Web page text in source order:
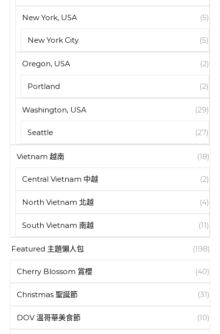
New York, USA (5)
New York City (5)
Oregon, USA (2)
Portland (2)
Washington, USA (29)
Seattle (27)
Vietnam 越南 (18)
Central Vietnam 中越 (2)
North Vietnam 北越 (4)
South Vietnam 南越 (11)
Featured 主題懶人包 (198)
Cherry Blossom 賞櫻 (40)
Christmas 聖誕節 (31)
DOV 溫哥華美食節 (10)